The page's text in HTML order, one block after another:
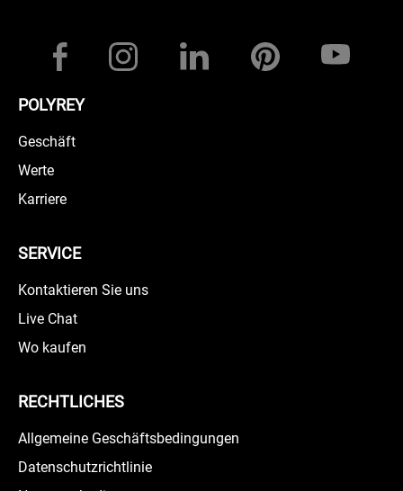
POLYREY
Geschäft
Werte
Karriere
SERVICE
Kontaktieren Sie uns
Live Chat
Wo kaufen
RECHTLICHES
Allgemeine Geschäftsbedingungen
Datenschutzrichtlinie